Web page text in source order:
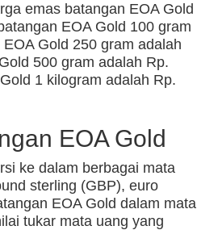
emas batangan EOA Gold
EOA Gold 100 gram
Gold 250 gram adalah
500 gram adalah Rp.
1 kilogram adalah Rp.
EOA Gold
ke dalam berbagai mata
sterling (GBP), euro
EOA Gold dalam mata
tukar mata uang yang